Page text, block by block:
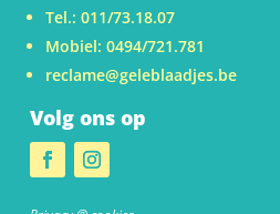
Tel.: 011/73.18.07
Mobiel: 0494/721.781
reclame@geleblaadjes.be
Volg ons op